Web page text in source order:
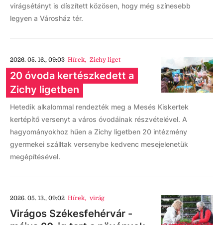
virágsétányt is díszített közösen, hogy még színesebb
legyen a Városház tér.
2026. 05. 16., 09:03 Hírek, Zichy liget
20 óvoda kertészkedett a
Zichy ligetben
Hetedik alkalommal rendezték meg a Mesés Kiskertek
kertépítő versenyt a város óvodáinak részvételével. A
hagyományokhoz hűen a Zichy ligetben 20 intézmény
gyermekei szálltak versenybe kedvenc mesejelenetük
megépítésével.
2026. 05. 13., 09:02 Hírek, virág
Virágos Székesfehérvár -